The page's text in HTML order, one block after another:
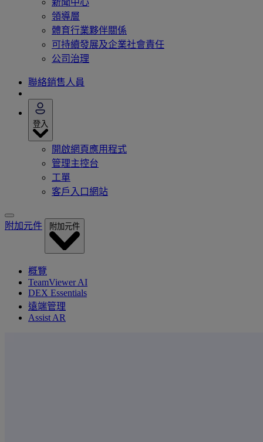
領導層
體育行業夥伴關係
可持續發展及企業社會責任
公司治理
聯絡銷售人員
登入
開啟網頁應用程式
管理主控台
工單
客戶入口網站
附加元件 附加元件
概覽
TeamViewer AI
DEX Essentials
遠端管理
Assist AR